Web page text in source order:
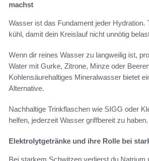
machst
Wasser ist das Fundament jeder Hydration.
kühl, damit dein Kreislauf nicht unnötig
Wenn dir reines Wasser zu langweilig ist,
Water mit Gurke, Zitrone, Minze oder
Kohlensäurehaltiges Mineralwasser bietet
Alternative.
Nachhaltige Trinkflaschen wie SIGG oder
helfen, jederzeit Wasser griffbereit zu haben.
Elektrolytgetränke und ihre Rolle bei